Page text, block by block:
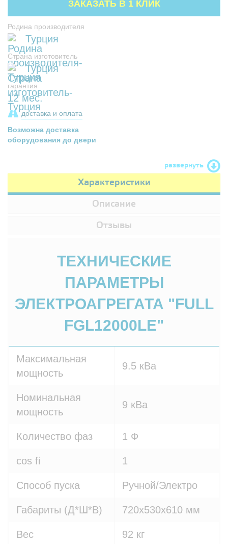
Родина производителя
Турция
Страна изготовитель
Турция
гарантия
12 мес.
доставка и оплата
Возможна доставка
оборудования до двери
развернуть
Характеристики
Описание
Отзывы
ТЕХНИЧЕСКИЕ
ПАРАМЕТРЫ
ЭЛЕКТРОАГРЕГАТА "FULL
FGL12000LE"
Максимальная
мощность
9.5 кВа
Номинальная
мощность
9 кВа
Количество фаз 1 Ф
cos fi 1
Способ пуска Ручной/Электро
Габариты (Д*Ш*В) 720х530х610 мм
Вес 92 кг